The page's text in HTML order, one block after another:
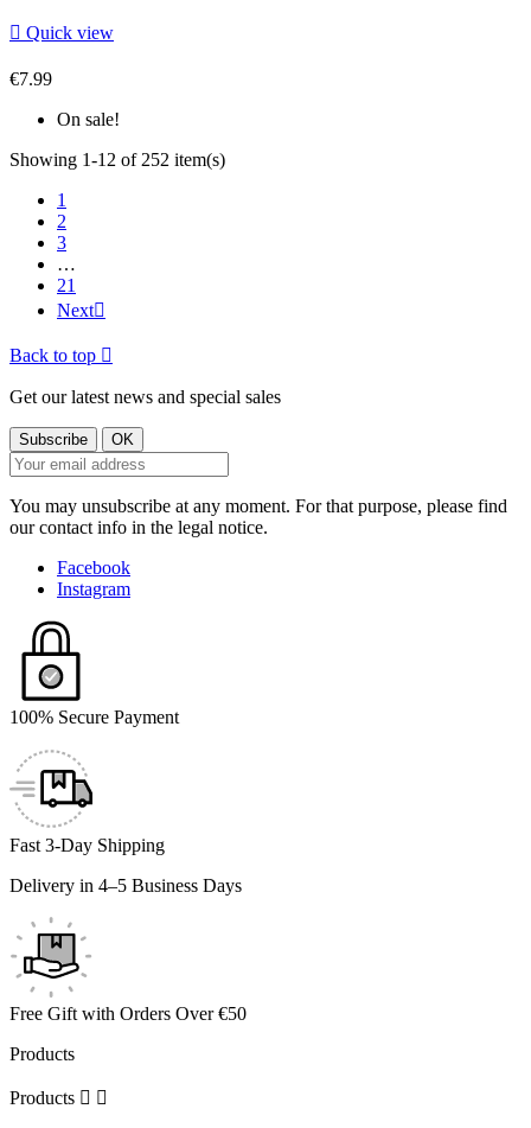
 Quick view
€7.99
On sale!
Showing 1-12 of 252 item(s)
1
2
3
…
21
Next
Back to top 
Get our latest news and special sales
You may unsubscribe at any moment. For that purpose, please find
our contact info in the legal notice.
Facebook
Instagram
100% Secure Payment
Fast 3-Day Shipping
Delivery in 4–5 Business Days
Free Gift with Orders Over €50
Products
Products  